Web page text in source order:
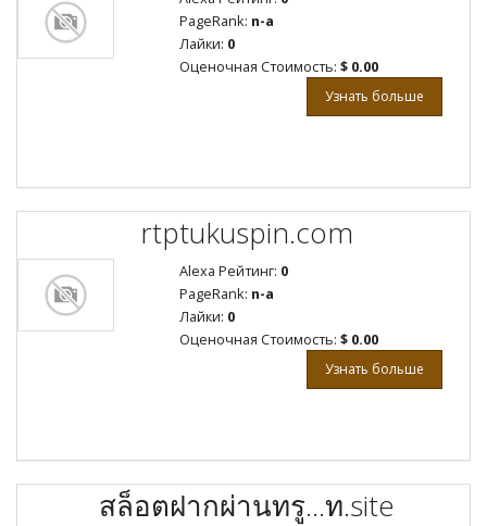
PageRank: n-a
Лайки: 0
Оценочная Стоимость: $ 0.00
Узнать больше
rtptukuspin.com
Alexa Рейтинг: 0
PageRank: n-a
Лайки: 0
Оценочная Стоимость: $ 0.00
Узнать больше
สล็อตฝากผ่านทรู...ท.site